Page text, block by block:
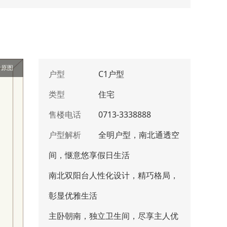
图
户型
C1户型
类型
住宅
售楼电话
0713-3338888
户型解析
全明户型，南北通透空
间，惬意悠享假日生活
南北双阳台人性化设计，精巧格局，
彰显优雅生活
主卧朝南，独立卫生间，尽享主人优